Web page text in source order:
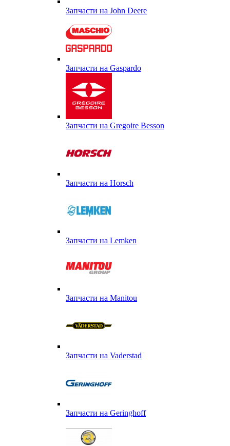
Запчасти на John Deere
Запчасти на Gaspardo
Запчасти на Gregoire Besson
Запчасти на Horsch
Запчасти на Lemken
Запчасти на Manitou
Запчасти на Vaderstad
Запчасти на Geringhoff